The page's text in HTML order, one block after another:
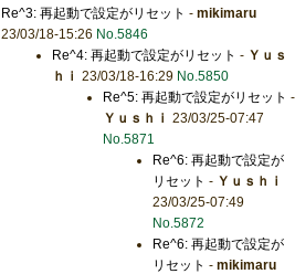
Re^3: 再起動で設定がリセット -mikimaru
23/03/18-15:26 No.5846
Re^4: 再起動で設定がリセット - Ｙｕｓ
ｈｉ 23/03/18-16:29 No.5850
Re^5: 再起動で設定がリセット -
Ｙｕｓｈｉ 23/03/25-07:47
No.5871
Re^6: 再起動で設定が
リセット - Ｙｕｓｈｉ
23/03/25-07:49
No.5872
Re^6: 再起動で設定が
リセット -mikimaru